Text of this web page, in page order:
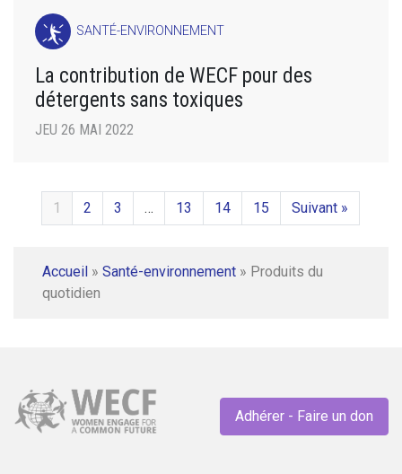
SANTÉ-ENVIRONNEMENT
La contribution de WECF pour des
détergents sans toxiques
JEU 26 MAI 2022
1 2 3 … 13 14 15 Suivant »
Accueil » Santé-environnement » Produits du
quotidien
Adhérer - Faire un don